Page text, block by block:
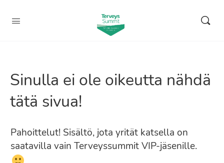
Sinulla ei ole oikeutta nähdä
tätä sivua!
Pahoittelut! Sisältö, jota yrität katsella on
saatavilla vain Terveyssummit VIP-jäsenille.